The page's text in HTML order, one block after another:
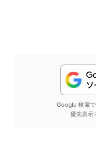
Google 検索
優先表示